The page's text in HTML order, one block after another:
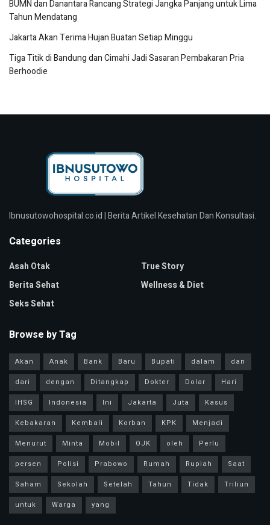
BUMN dan Danantara Rancang Strategi Jangka Panjang untuk Lima
Tahun Mendatang
Jakarta Akan Terima Hujan Buatan Setiap Minggu
Tiga Titik di Bandung dan Cimahi Jadi Sasaran Pembakaran Pria
Berhoodie
Ibnusutowohospital.co.id | Berita Artikel Kesehatan Dan Konsultasi.
Categories
Asah Otak
Berita Sehat
Seks Sehat
True Story
Wellness & Diet
Browse by Tag
Akan Anak Bank Baru Bupati dalam
dan
dari
dengan Ditangkap Dokter Dolar
Hari
IHSG
Indonesia Ini Jakarta Juta
Kasus
Kebakaran
Kembali Korban KPK
Menjadi
Menurut
Minta Mobil OJK oleh
Perlu
persen
Polisi Prabowo Rumah Rupiah
Saat
Saham
Sekolah Setelah Tahun Tidak
Triliun
untuk
Warga yang